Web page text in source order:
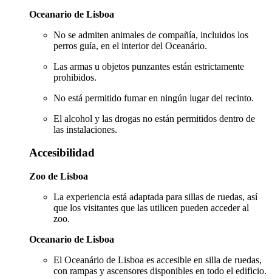
Oceanario de Lisboa
No se admiten animales de compañía, incluidos los
perros guía, en el interior del Oceanário.
Las armas u objetos punzantes están estrictamente
prohibidos.
No está permitido fumar en ningún lugar del recinto.
El alcohol y las drogas no están permitidos dentro de
las instalaciones.
Accesibilidad
Zoo de Lisboa
La experiencia está adaptada para sillas de ruedas, así
que los visitantes que las utilicen pueden acceder al
zoo.
Oceanario de Lisboa
El Oceanário de Lisboa es accesible en silla de ruedas,
con rampas y ascensores disponibles en todo el edificio.